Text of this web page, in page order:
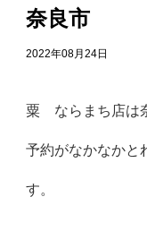
奈良市
2022年08月24日
粟 ならまち店は
予約がなかなかと
す。